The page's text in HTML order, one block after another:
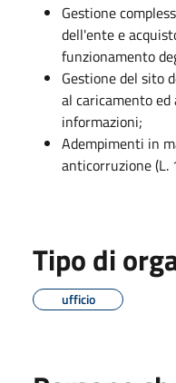
Gestione
dell'ente e
funzionamento
Gestione del sito
al caricamento
informazioni;
Adempimenti in
anticorruzione (L.
Tipo di
ufficio